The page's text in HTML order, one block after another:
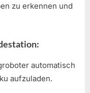
zu erkennen und
automatisch
aufzuladen.